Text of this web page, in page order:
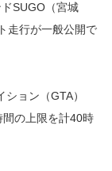
SUGO（宮城
走行が一般公開で
ョン（GTA）
の上限を計40時